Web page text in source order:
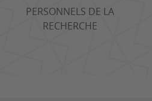
PERSONNELS DE LA
RECHERCHE